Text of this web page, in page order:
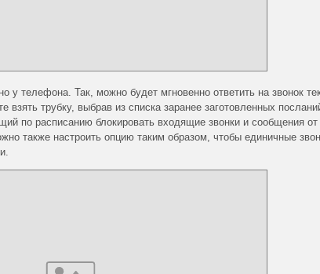
у телефона. Так, можно будет мгновенно ответить на звонок
трубку, выбрав из списка заранее заготовленных
по расписанию блокировать входящие звонки и сообщения от
также настроить опцию таким образом, чтобы единичные